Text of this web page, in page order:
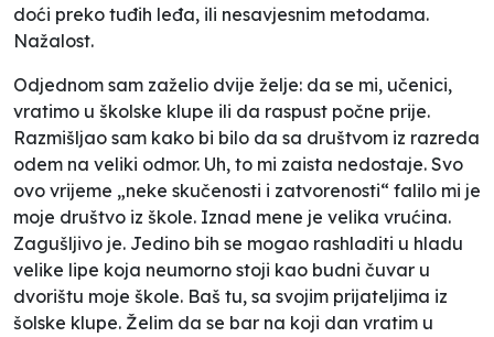
doći preko tuđih leđa, ili nesavjesnim metodama.
Nažalost.
Odjednom sam zaželio dvije želje: da se mi, učenici,
vratimo u školske klupe ili da raspust počne prije.
Razmišljao sam kako bi bilo da sa društvom iz razreda
odem na veliki odmor. Uh, to mi zaista nedostaje. Svo
ovo vrijeme „neke skučenosti i zatvorenosti“ falilo mi je
moje društvo iz škole. Iznad mene je velika vrućina.
Zagušljivo je. Jedino bih se mogao rashladiti u hladu
velike lipe koja neumorno stoji kao budni čuvar u
dvorištu moje škole. Baš tu, sa svojim prijateljima iz
šolske klupe. Želim da se bar na koji dan vratim u